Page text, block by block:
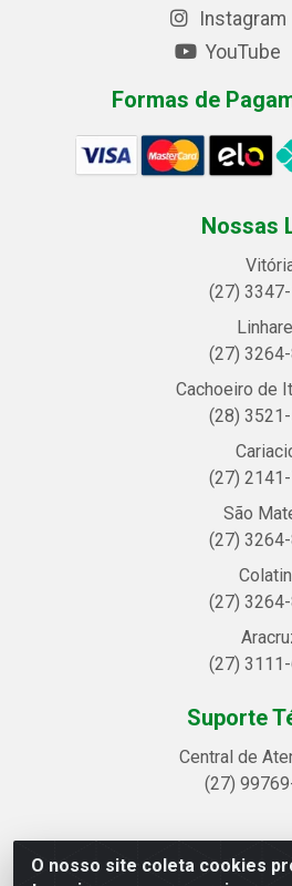
O nosso site coleta cookies
Instagram
YouTube
Formas de
Nossas
(27)
(27)
Cachoeiro de
(28)
(27)
São
(27)
(27)
(27)
Suporte
Central de
(27)
Linhavix Distribuidora LTDA -